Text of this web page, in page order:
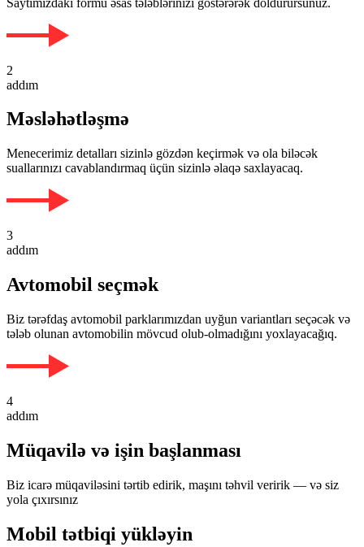
2
addım
Məsləhətləşmə
Menecerimiz detalları sizinlə gözdən keçirmək və ola biləcək
suallarınızı cavablandırmaq üçün sizinlə əlaqə saxlayacaq.
3
addım
Avtomobil seçmək
Biz tərəfdaş avtomobil parklarımızdan uyğun variantları seçəcək və
tələb olunan avtomobilin mövcud olub-olmadığını yoxlayacağıq.
4
addım
Müqavilə və işin başlanması
Biz icarə müqaviləsini tərtib edirik, maşını təhvil veririk — və siz
yola çıxırsınız
Mobil tətbiqi yükləyin